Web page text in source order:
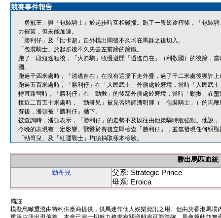
競賽事件報告
「勇冠王」與「包裝騎士」於起步時互相碰撞。跑了一段短途程後，「包裝
力催策，但未能加速。
「勝利仔」及「比卡超」自外檔出閘後不久均在馬群之後切入。
「包裝騎士」於起步後不久失去左前蹄的蹄鐵。
跑了一段短途程後，「火箭駒」收慢避開「逍遙自在」（利敬國）的後蹄，
國。
跑過千四米處時，「逍遙自在」在沒有遮擋下走外疊，過了千二米處後獲許
跑過五百米處時，「勝利仔」在「人民武士」外側處於窘境，當時「人民武
轉直路彎時，「勝利仔」在「勁揪」的後蹄外側處於窘境，當時「勁揪」在
接近二百五十米處時，「勁哥兒」被見習騎師潘明輝（「包裝騎士」）的馬
賽後，潘頓被「勝利仔」拋下。
被查詢時，潘頓表示，「勝利仔」的走勢不及以往由他策騎時般強勁。他說
今晚的表現有一定影響。獸醫於賽後立即檢查「勝利仔」，並無發現任何明
「勁哥兒」及「紅運戰士」均須抽取樣本檢驗。
勝出馬匹血統
勁哥兒
父系: Strategic Prince
母系: Eroica
備註
模擬鳥瞰重溫由特約供應商提供，供馬迷作個人娛樂資訊之用。但由於香港馬